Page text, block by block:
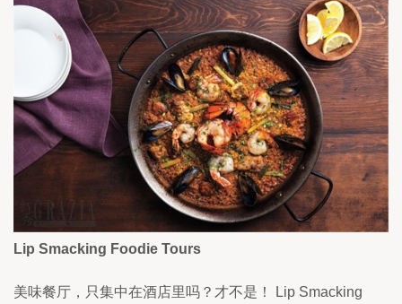
Lip Smacking Foodie Tours
美味餐厅，只集中在酒店里吗？才不是！ Lip Smacking